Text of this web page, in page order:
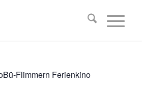
Flimmern Ferienkino